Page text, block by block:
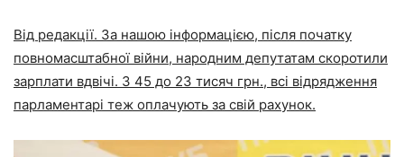
Від редакції. За нашою інформацією, після початку
повномасштабної війни, народним депутатам скоротили
зарплати вдвічі. З 45 до 23 тисяч грн., всі відрядження
парламентарі теж оплачують за свій рахунок.